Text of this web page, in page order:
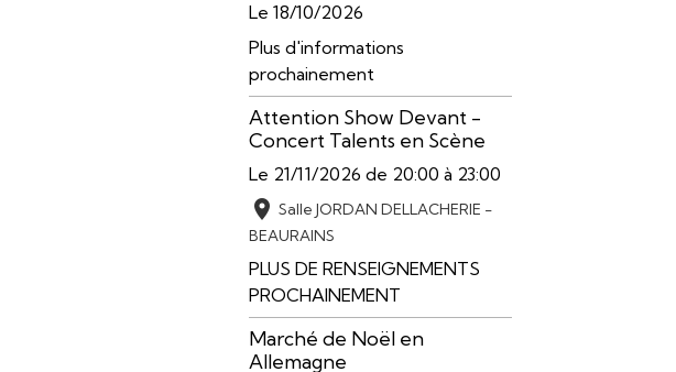
Le 18/10/2026
Plus d'informations
prochainement
Attention Show Devant -
Concert Talents en Scène
Le 21/11/2026 de 20:00 à 23:00
Salle JORDAN DELLACHERIE -
BEAURAINS
PLUS DE RENSEIGNEMENTS
PROCHAINEMENT
Marché de Noël en
Allemagne